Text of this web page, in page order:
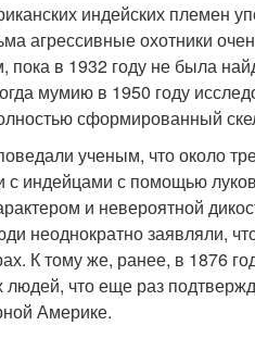
индейских племен
агрессивные охотники
в 1932 году не была
мумию в 1950 году
сформированный
ученым, что около
с индейцами с помощью
и невероятной
неоднократно заявляли,
К тому же, ранее, в 1876
что еще раз
Америке.